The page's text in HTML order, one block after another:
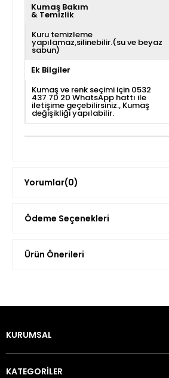
Kumaş Bakım
& Temizlik
Kuru temizleme
yapılamaz,silinebilir.(su ve beyaz
sabun)
Ek Bilgiler
Kumaş ve renk seçimi için 0532
437 70 20 WhatsApp hattı ile
iletişime geçebilirsiniz. Kumaş
değişikliği yapılabilir.
Yorumlar(0)
Ödeme Seçenekleri
Ürün Önerileri
KURUMSAL
KATEGORİLER